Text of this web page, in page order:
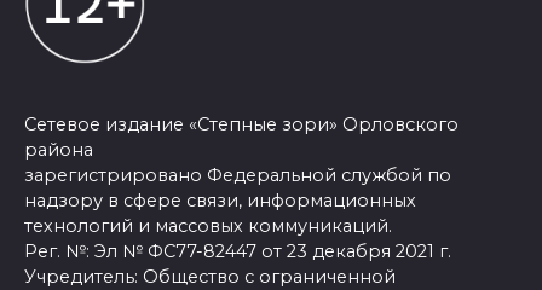
Сетевое издание «Степные зори» Орловского
района
зарегистрировано Федеральной службой по
надзору в сфере связи, информационных
технологий и массовых коммуникаций.
Рег. №: Эл № ФС77-82447 от 23 декабря 2021 г.
Учредитель: Общество с ограниченной